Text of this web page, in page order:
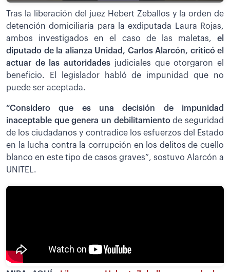
Tras la liberación del juez Hebert Zeballos y la orden de
detención domiciliaria para la exdiputada Laura Rojas,
ambos investigados en el caso de las maletas, el
diputado de la alianza Unidad, Carlos Alarcón, criticó el
actuar de las autoridades judiciales que otorgaron el
beneficio. El legislador habló de impunidad que no
puede ser aceptada.
“Considero que es una decisión de impunidad
inaceptable que genera un debilitamientode seguridad
de los ciudadanos y contradice los esfuerzos del Estado
en la lucha contra la corrupción en los delitos de cuello
blanco en este tipo de casos graves”, sostuvo Alarcón a
UNITEL.